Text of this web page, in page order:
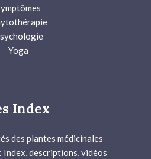
Yoga
Index
des plantes médicinales
Index, descriptions, vidéos